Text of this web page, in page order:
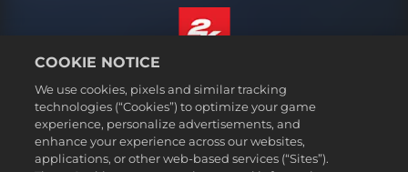
Jogi dokumentumok
Adatvédelmi elvek
Sütikezelési elvek
Magyar
COOKIE NOTICE
We use cookies, pixels and similar tracking
technologies (“Cookies”) to optimize your game
experience, personalize advertisements, and
enhance your experience across our websites,
applications, or other web-based services (“Sites”).